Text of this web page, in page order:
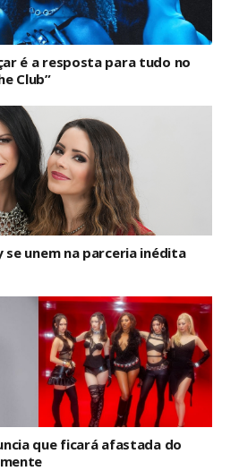
é a resposta para tudo no
Club”
se unem na parceria inédita
que ficará afastada do